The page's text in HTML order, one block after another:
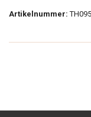
Artikelnummer: